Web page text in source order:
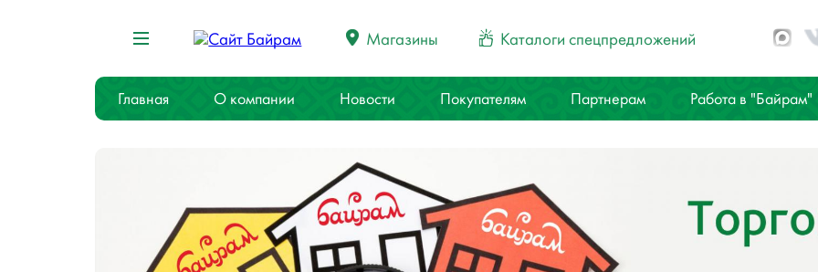
Магазины Каталоги спецпредложений
Главная О компании Новости Покупателям Партнерам Работа в "Байрам"